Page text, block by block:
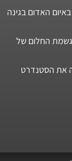
האדום בגינה
החלום של
את הסטנדרט